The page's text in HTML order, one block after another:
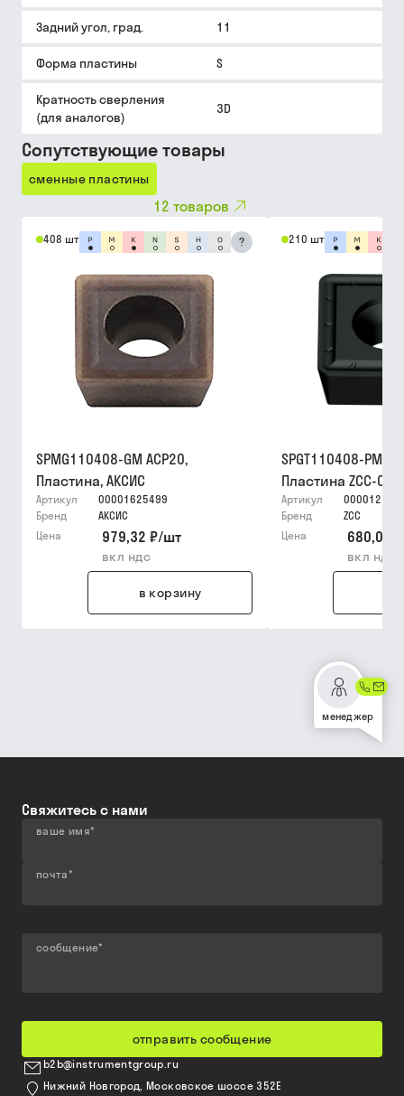
Задний угол, град. 11
Форма пластины S
Кратность сверления
(для аналогов)
3D
Сопутствующие товары
сменные пластины
12 товаров
408 шт ?
SPMG110408-GM ACP20,
Пластина, АКСИС
Артикул
00001625499
Бренд
АКСИС
Цена
979,32 ₽/шт
вкл ндс
в корзину
210 шт
SPGT110408-PM
Пластина ZCC-CT
Артикул
Бренд
ZCC
Цена
680,05 ₽
вкл ндс
менеджер
Свяжитесь с нами
ваше имя*
почта*
сообщение*
отправить сообщение
b2b@instrumentgroup.ru
Нижний Новгород, Московское шоссе 352Е